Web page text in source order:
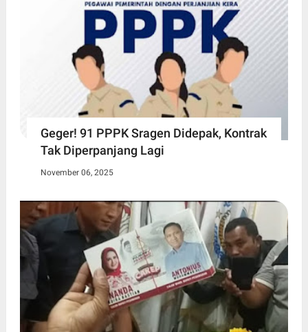
Geger! 91 PPPK Sragen Didepak, Kontrak
Tak Diperpanjang Lagi
November 06, 2025